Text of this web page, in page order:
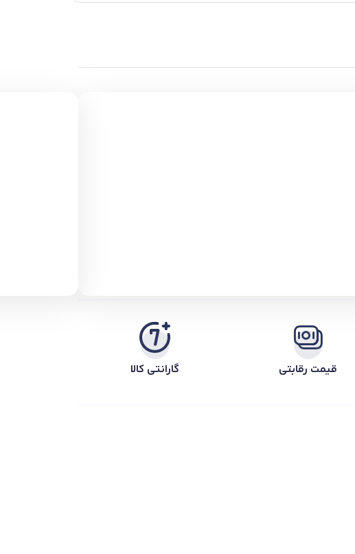
قیمت رقابتی گارانتی کالا